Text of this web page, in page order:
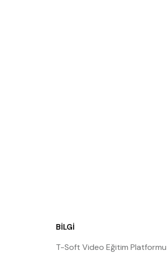
BILGI
T-Soft Video Eğitim Platformu